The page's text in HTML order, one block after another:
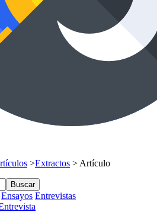
>Extractos > Artículo
Buscar
Ensayos Entrevistas